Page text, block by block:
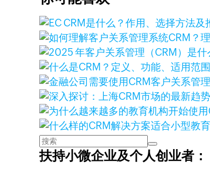
扶持小微企业及个人创业者：